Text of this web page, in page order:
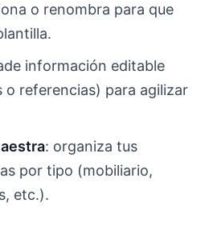
o renombra para que
información editable
o referencias) para agilizar
: organiza tus
por tipo (mobiliario,
etc.).